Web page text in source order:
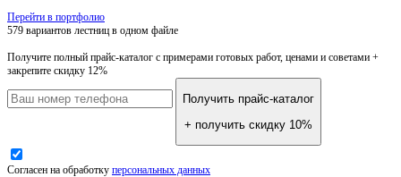
Перейти в портфолио
579 вариантов лестниц в одном файле
Получите полный прайс-каталог с примерами готовых работ, ценами и советами +
закрепите скидку 12%
Получить прайс-каталог
+ получить скидку 10%
Согласен на обработку персональных данных